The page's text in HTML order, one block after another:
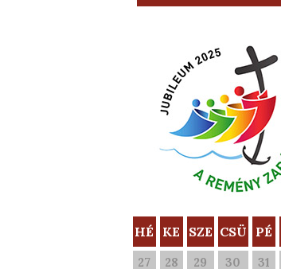
HÉ KE SZE CSÜ PÉ
27 28 29 30 31